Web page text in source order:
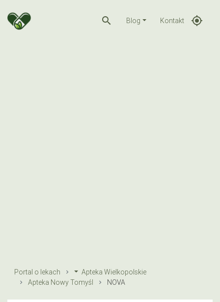
search Blog Kontakt gps_fixed
Portal o lekach
Apteka Wielkopolskie
Apteka Nowy Tomyśl
NOVA